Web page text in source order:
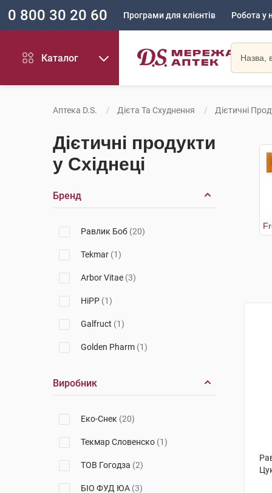
0 800 30 20 60 Програми для клієнтів Робота у
Каталог
Аптека D.S. Дієта Та Схуднення Дієтичні
Дієтичні продукти
у Східнеці
Бренд
Равлик Боб (20)
Tekmar (1)
Arbor Vitae (3)
HiPP (1)
Galfruct (1)
Golden Pharm (1)
Виробник
Еко-Снек (20)
Текмар Словенско (1)
ТОВ Гогодза (2)
БІО ФУД ЮА (3)